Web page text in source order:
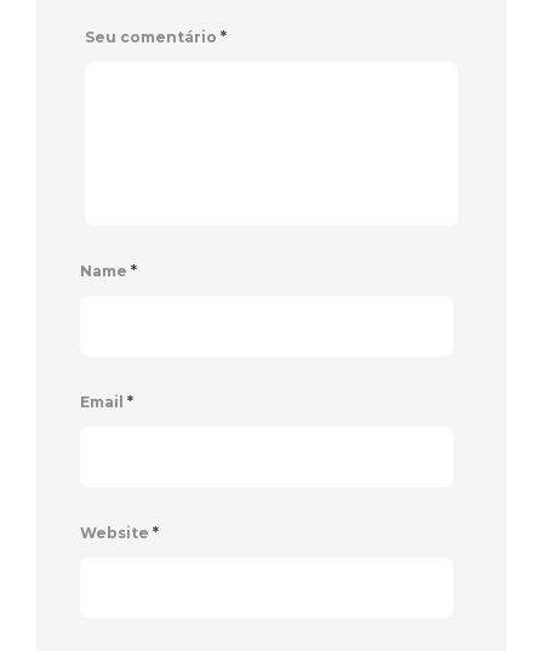
Seu comentário *
Name *
Email *
Website *